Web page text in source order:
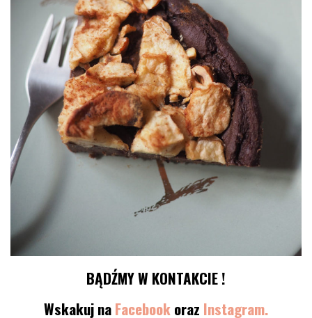
BĄDŹMY W KONTAKCIE !
Wskakuj naFacebookoraz Instagram.